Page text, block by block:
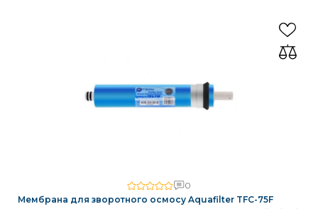
0
Мембрана для зворотного осмосу Aquafilter TFC-75F